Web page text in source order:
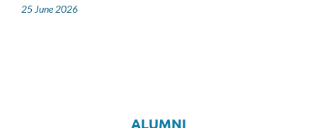
25 June 2026
ALUMNI